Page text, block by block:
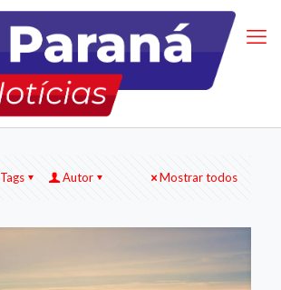
Tags Autor Mostrar todos